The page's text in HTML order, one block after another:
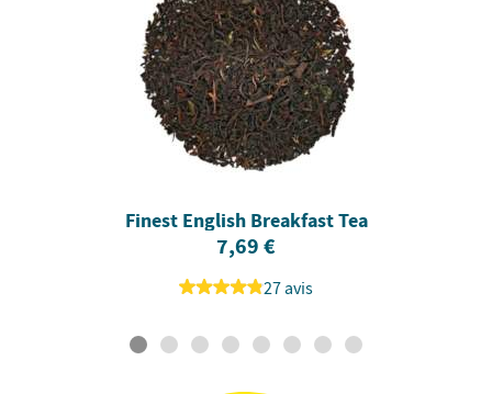
Finest English Breakfast Tea
7,69 €
27 avis